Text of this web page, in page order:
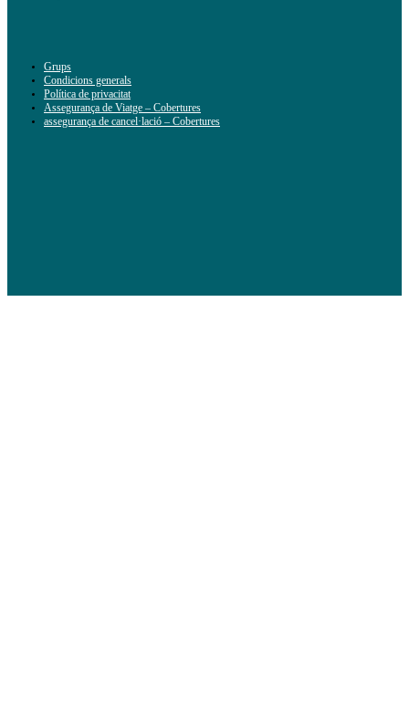
Grups
Condicions generals
Política de privacitat
Assegurança de Viatge – Cobertures
assegurança de cancel·lació – Cobertures